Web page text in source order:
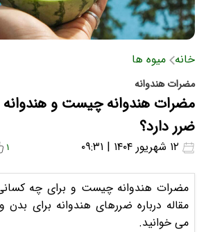
خانه میوه ها
مضرات هندوانه
مضرات هندوانه چیست و
ضرر دارد؟
۱
مضرات هندوانه چیست و برای چه
مقاله درباره ضررهای هندوانه برای
می خوانید.